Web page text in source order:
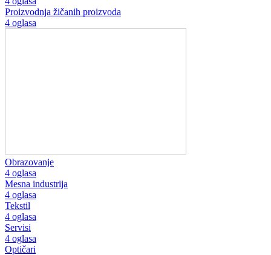
Proizvodnja žičanih proizvoda
4 oglasa
Obrazovanje
4 oglasa
Mesna industrija
4 oglasa
Tekstil
4 oglasa
Servisi
4 oglasa
Optičari